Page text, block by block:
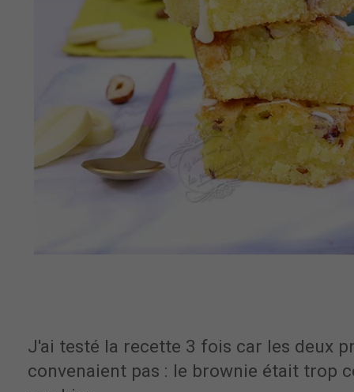
J'ai testé la recette 3 fois car les deux
convenaient pas : le brownie était trop